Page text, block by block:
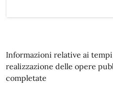
Informazioni relative ai
realizzazione delle opere
completate